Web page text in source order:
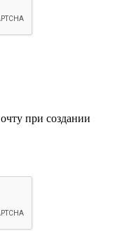
при создании